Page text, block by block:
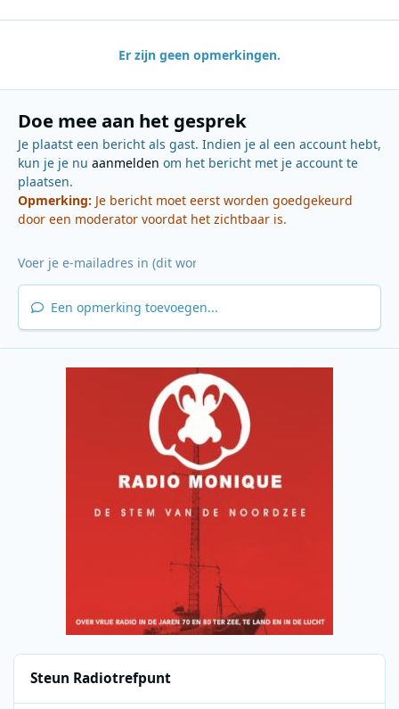
Er zijn geen opmerkingen.
Doe mee aan het gesprek
Je plaatst een bericht als gast. Indien je al een account hebt,
kun je je nu aanmelden om het bericht met je account te
plaatsen.
Opmerking: Je bericht moet eerst worden goedgekeurd
door een moderator voordat het zichtbaar is.
Een opmerking toevoegen...
Steun Radiotrefpunt